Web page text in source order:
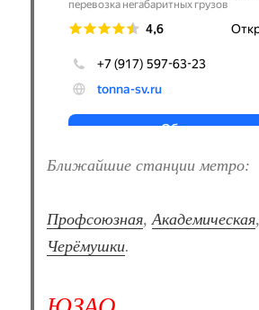
Ближайшие станции метро:
Профсоюзная,Академическая,
Черёмушки.